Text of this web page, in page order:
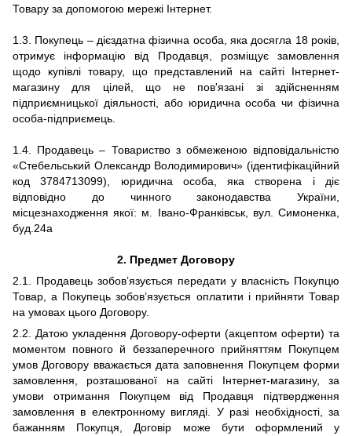
Товару за допомогою мережі Інтернет.
1.3. Покупець – дієздатна фізична особа, яка досягла 18 років,
отримує інформацію від Продавця, розміщує замовлення
щодо купівлі товару, що представлений на сайті Інтернет-
магазину для цілей, що не пов'язані зі здійсненням
підприємницької діяльності, або юридична особа чи фізична
особа-підприємець.
1.4. Продавець – Товариство з обмеженою відповідальністю
«Стебельський Олександр Володимирович» (ідентифікаційний
код3784713099), юридична особа, яка створена і діє
відповідно до чинного законодавства України,
місцезнаходження якої: м. Івано-Франківськ, вул. Симоненка,
буд.24а
2. Предмет Договору
2.1. Продавець зобов’язується передати у власність Покупцю
Товар, а Покупець зобов’язується оплатити і прийняти Товар
на умовах цього Договору.
2.2. Датою укладення Договору-оферти (акцептом оферти) та
моментом повного й беззаперечного прийняттям Покупцем
умов Договору вважається дата заповнення Покупцем форми
замовлення, розташованої на сайті Інтернет-магазину, за
умови отримання Покупцем від Продавця підтвердження
замовлення в електронному вигляді. У разі необхідності, за
бажанням Покупця, Договір може бути оформлений у